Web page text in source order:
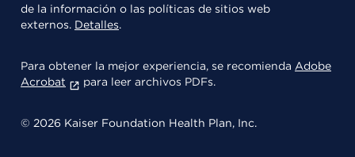
de la información o las políticas de sitios web
externos. Detalles.
Para obtener la mejor experiencia, se recomienda Adobe
Acrobat
para leer archivos PDFs.
© 2026 Kaiser Foundation Health Plan, Inc.